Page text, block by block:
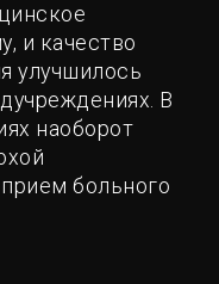
и качество
улучшилось
В
наоборот
больного